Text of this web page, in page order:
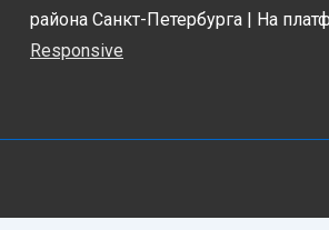
района Санкт-Петербурга | На
Responsive